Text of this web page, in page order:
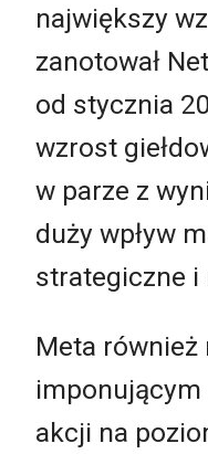
największy
zanotował
od stycznia
wzrost
w parze z
duży wpływ
strategiczne i
Meta
akcji na